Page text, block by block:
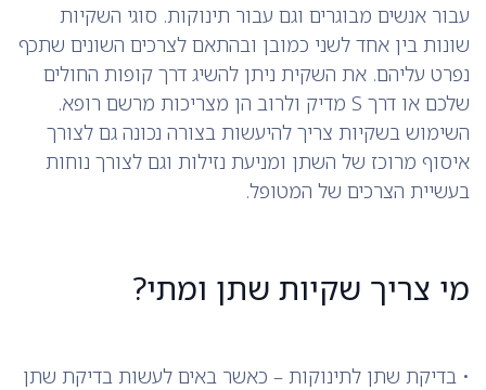
עבור אנשים מבוגרים וגם עבור תינוקות. סוגי השקיות
שונות בין אחד לשני כמובן ובהתאם לצרכים השונים שתכף
נפרט עליהם. את השקית ניתן להשיג דרך קופות החולים
שלכם או דרך S מדיק ולרוב הן מצריכות מרשם רופא.
השימוש בשקיות צריך להיעשות בצורה נכונה גם לצורך
איסוף מרוכז של השתן ומניעת נזילות וגם לצורך נוחות
בעשיית הצרכים של המטופל.
מי צריך שקיות שתן ומתי?
• בדיקת שתן לתינוקות – כאשר באים לעשות בדיקת שתן